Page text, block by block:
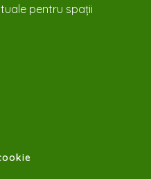
pentru spații